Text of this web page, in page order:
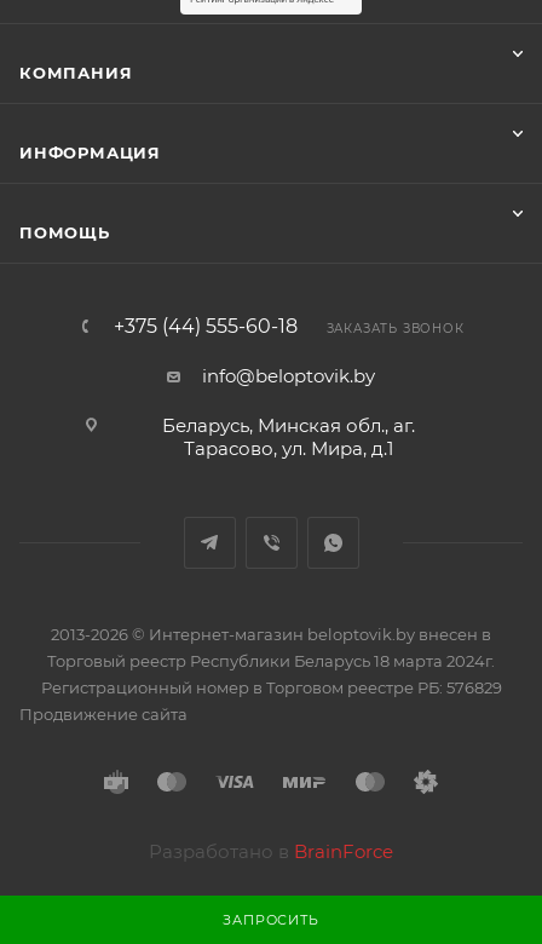
ЗАПРОСИТЬ
КОМПАНИЯ
ИНФОРМАЦИЯ
ПОМОЩЬ
+375 (44) 555-60-18 ЗАКАЗАТЬ ЗВОНОК
info@beloptovik.by
Беларусь, Минская обл., аг.
Тарасово, ул. Мира, д.1
2013-2026 © Интернет-магазин beloptovik.by внесен в
Торговый реестр Республики Беларусь 18 марта 2024г.
Регистрационный номер в Торговом реестре РБ: 576829
Продвижение сайта
Разработано в BrainForce